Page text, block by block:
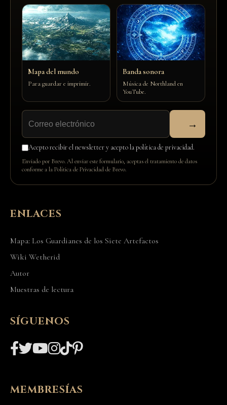
Mapa del mundo
Para guardar e imprimir.
Banda sonora
Música de Northland en
YouTube.
→
Acepto recibir el newsletter y acepto la política de privacidad.
Enviado por Brevo. Al enviar este formulario, aceptas el tratamiento de datos
conforme a laPolítica de Privacidad de Brevo.
ENLACES
Mapa: Los Guardianes de los Siete Artefactos
Wiki Wetherid
Autor
Muestras de lectura
SÍGUENOS
MEMBRESÍAS